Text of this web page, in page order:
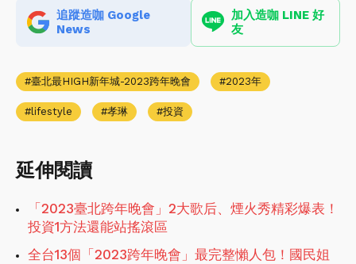
追蹤造咖 Google
News
加入造咖 LINE 好
友
臺北最HIGH新年城-2023跨年晚會 2023年
lifestyle 孝琳 投資
延伸閱讀
「2023臺北跨年晚會」2大歌后、煙火秀精彩爆表！
投資1方法還能站搖滾區
全台13個「2023跨年晚會」最完整懶人包！國民姐